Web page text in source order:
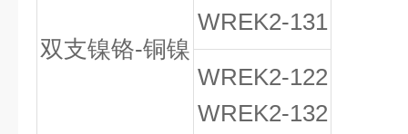
双支镍铬-铜镍
WREK2-131
WREK2-122
WREK2-132